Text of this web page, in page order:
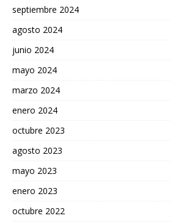
septiembre 2024
agosto 2024
junio 2024
mayo 2024
marzo 2024
enero 2024
octubre 2023
agosto 2023
mayo 2023
enero 2023
octubre 2022